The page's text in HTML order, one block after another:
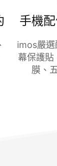
手機
imos嚴
幕保護貼
膜、